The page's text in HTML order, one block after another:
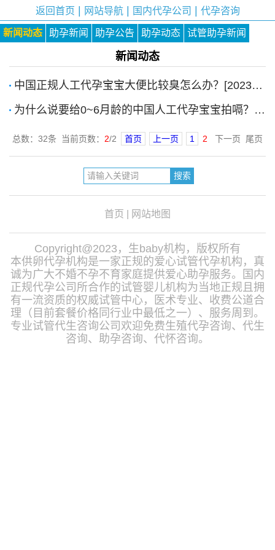
返回首页 网站导航| 国内代孕公司 代孕咨询
新闻动态 助孕新闻 助孕公告 助孕动态 试管助孕新闻
新闻动态
中国正规人工代孕宝宝大便比较臭怎么办？[2023-7-6]
为什么说要给0~6月龄的中国人工代孕宝宝拍嗝？[2023-3-6]
总数：32条 当前页数： 2/2 首页 上一页 1 2 下一页 尾页
首页 网站地图
Copyright@2023，生baby机构，版权所有
本供卵代孕机构是一家正规的爱心试管代孕机构，真
诚为广大不婚不孕不育家庭提供爱心助孕服务。国内
正规代孕公司所合作的试管婴儿机构为当地正规且拥
有一流资质的权威试管中心，医术专业、收费公道合
理（目前套餐价格同行业中最低之一）、服务周到。
专业试管代生咨询公司欢迎免费生殖代孕咨询、代生
咨询、助孕咨询、代怀咨询。